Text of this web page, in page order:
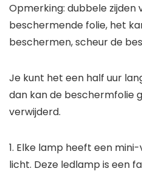
Opmerking: dubbele zijden
beschermende folie, het
beschermen, scheur de
Je kunt het een half uur
dan kan de beschermfolie
verwijderd.
1. Elke lamp heeft een
licht. Deze ledlamp is een